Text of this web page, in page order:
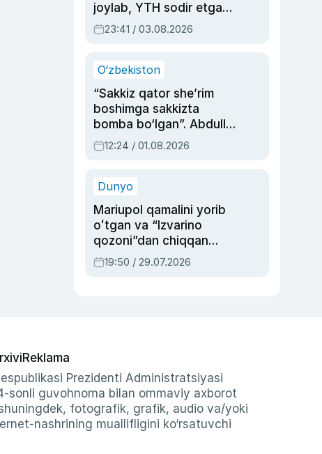
joylab, YTH sodir etgan
ayolga sud hukmi o‘qildi
23:41 / 03.08.2026
O‘zbekiston
“Sakkiz qator she’rim
boshimga sakkizta
bomba bo‘lgan”. Abdulla
Oripovni siyosiy
ayblovlardan asrab
12:24 / 01.08.2026
Dunyo
Mariupol qamalini yorib
oʻtgan va “Izvarino
qozoni”dan chiqqan
qahramon — Ukraina
armiyasi bosh
19:50 / 29.07.2026
Reklama
Prezidenti Administratsiyasi
sonli guvohnoma bilan ommaviy axborot
fotografik, grafik, audio va/yoki
nashrining muallifligini ko‘rsatuvchi